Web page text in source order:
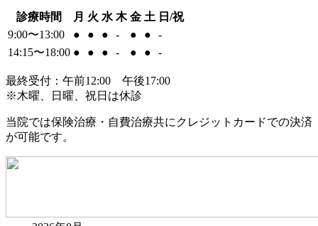
診療時間 月 火 水 木 金 土 日/祝
9:00〜13:00
● ● ● - ● ●
-
14:15〜18:00 ● ● ● - ● ● -
最終受付：午前12:00 午後17:00
※木曜、日曜、祝日は休診
当院では保険治療・自費治療共にクレジットカードでの決済
が可能です。